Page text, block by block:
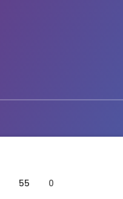
55 0